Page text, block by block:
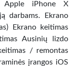
Apple iPhone X
darbams. Ekrano
Ekrano keitimas
Ausinių lizdo
/ remontas
įrangos iOS